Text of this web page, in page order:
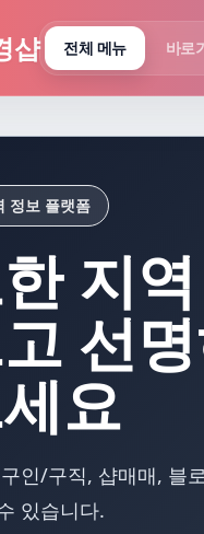
샵 전체 메뉴 바로
정보 플랫폼
지
선
요
인/구직, 샵매매, 블
있습니다.